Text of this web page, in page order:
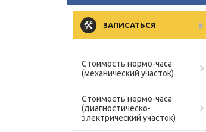
ЗАПИСАТЬСЯ
Стоимость нормо-часа
(механический участок)
Стоимость нормо-часа
(диагностическо-
электрический участок)